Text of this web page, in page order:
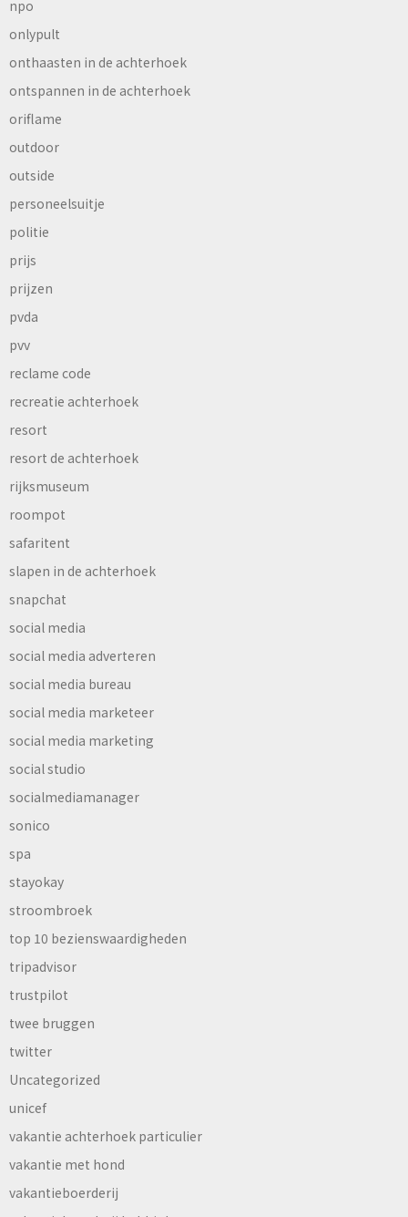
npo
onlypult
onthaasten in de achterhoek
ontspannen in de achterhoek
oriflame
outdoor
outside
personeelsuitje
politie
prijs
prijzen
pvda
pvv
reclame code
recreatie achterhoek
resort
resort de achterhoek
rijksmuseum
roompot
safaritent
slapen in de achterhoek
snapchat
social media
social media adverteren
social media bureau
social media marketeer
social media marketing
social studio
socialmediamanager
sonico
spa
stayokay
stroombroek
top 10 bezienswaardigheden
tripadvisor
trustpilot
twee bruggen
twitter
Uncategorized
unicef
vakantie achterhoek particulier
vakantie met hond
vakantieboerderij